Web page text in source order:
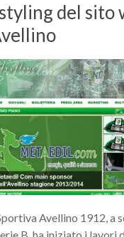
del sito
Avellino 1912, a